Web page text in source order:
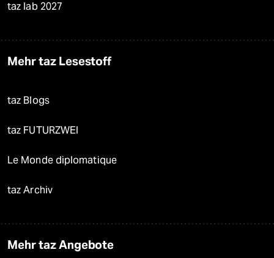
taz lab 2027
Mehr taz Lesestoff
taz Blogs
taz FUTURZWEI
Le Monde diplomatique
taz Archiv
Mehr taz Angebote